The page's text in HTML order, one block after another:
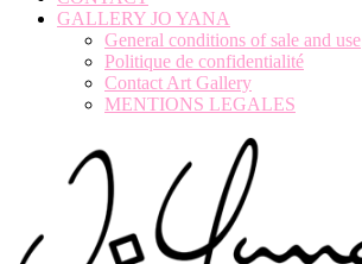
GALLERY JO YANA
General conditions of sale and use
Politique de confidentialité
Contact Art Gallery
MENTIONS LEGALES